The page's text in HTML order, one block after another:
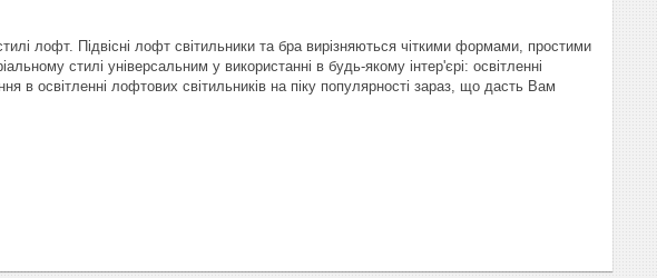
лофт. Підвісні лофт світильники та бра вирізняються чіткими формами, простими
стилі універсальним у використанні в будь-якому інтер'єрі: освітленні
в освітленні лофтових світильників на піку популярності зараз, що дасть Вам